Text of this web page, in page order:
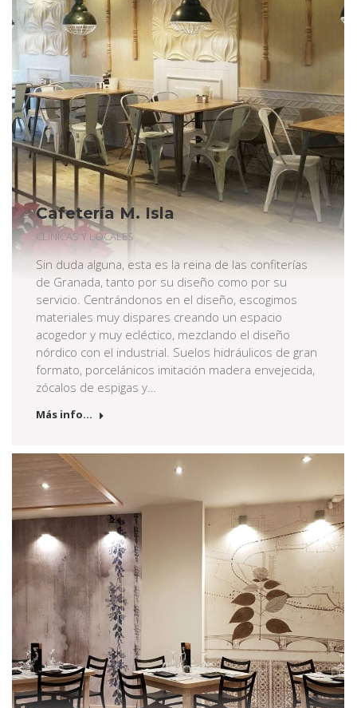
Cafetería M. Isla
CLÍNICAS Y LOCALES
Sin duda alguna, esta es la reina de las confiterías
de Granada, tanto por su diseño como por su
servicio. Centrándonos en el diseño, escogimos
materiales muy dispares creando un espacio
acogedor y muy ecléctico, mezclando el diseño
nórdico con el industrial. Suelos hidráulicos de gran
formato, porcelánicos imitación madera envejecida,
zócalos de espigas y…
Más info...